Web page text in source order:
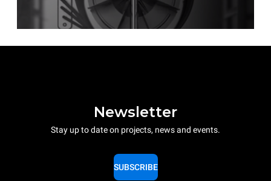
Newsletter
Stay up to date on projects, news and events.
SUBSCRIBE